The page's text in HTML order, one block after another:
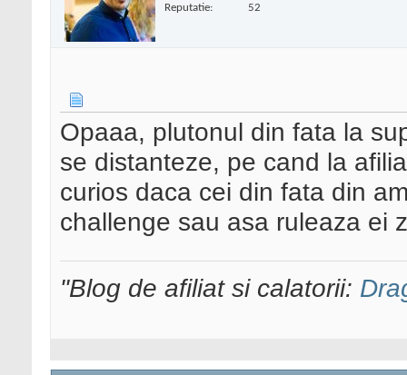
Reputatie: 52
Opaaa, plutonul din fata la
se distanteze, pe cand la
curios daca cei din fata din
challenge sau asa ruleaza ei
"Blog de afiliat si calatorii: